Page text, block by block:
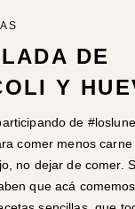
DE
Y
de
comer menos
no dejar de comer.
que acá